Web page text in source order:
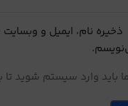
ذخیره نام، ایمیل و
باید وارد سیستم شوید